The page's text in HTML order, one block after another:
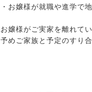
・お嬢様が就職や進学で
お嬢様がご実家を離れて
予めご家族と予定のすり